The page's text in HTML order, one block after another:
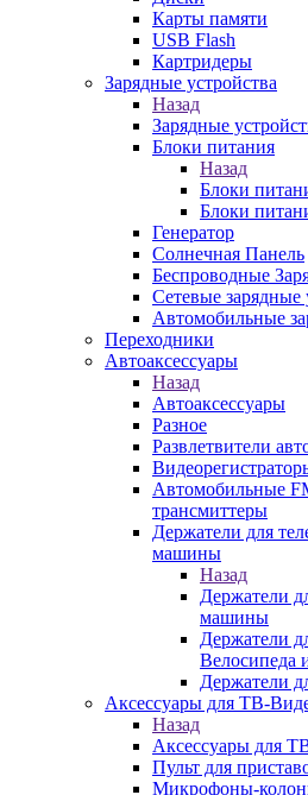
Карты памяти
USB Flash
Картридеры
Зарядные устройства
Назад
Зарядные
Блоки питания
Назад
Блоки
Блоки
Генератор
Солнечная Панель
Беспроводные
Сетевые зарядные
Автомобильные
Переходники
Автоаксессуары
Назад
Автоаксессуары
Разное
Развлетвители
Автомобильные
трансмиттеры
Держатели для
машины
Назад
Держатели
машины
Держатели
Велосипеда
Держатели
Аксессуары для ТВ-
Назад
Аксессуары для
Пульт для
Микрофоны-